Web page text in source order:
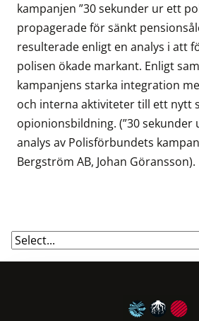
kampanjen ”30 sekunder ur ett
propagerade för sänkt
resulterade enligt en analys i att
polisen ökade markant. Enligt
kampanjens starka integration
och interna aktiviteter till ett nytt
opionionsbildning. (”30 sekunder
analys av Polisförbundets
Bergström AB, Johan Göransson).